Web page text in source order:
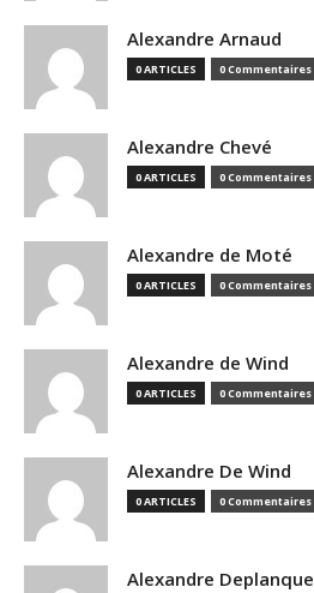
Alexandre Arnaud
0 ARTICLES 0 Commentaires
Alexandre Chevé
0 ARTICLES 0 Commentaires
Alexandre de Moté
0 ARTICLES 0 Commentaires
Alexandre de Wind
0 ARTICLES 0 Commentaires
Alexandre De Wind
0 ARTICLES 0 Commentaires
Alexandre Deplanque